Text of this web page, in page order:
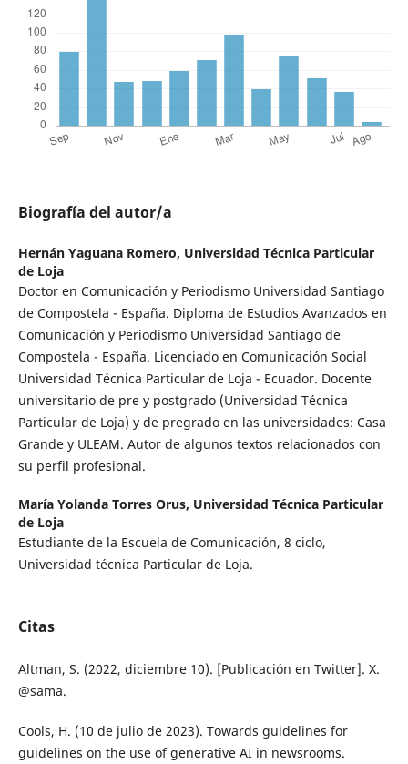
Biografía del autor/a
Hernán Yaguana Romero, Universidad Técnica Particular
de Loja
Doctor en Comunicación y Periodismo Universidad Santiago
de Compostela - España. Diploma de Estudios Avanzados en
Comunicación y Periodismo Universidad Santiago de
Compostela - España. Licenciado en Comunicación Social
Universidad Técnica Particular de Loja - Ecuador. Docente
universitario de pre y postgrado (Universidad Técnica
Particular de Loja) y de pregrado en las universidades: Casa
Grande y ULEAM. Autor de algunos textos relacionados con
su perfil profesional.
María Yolanda Torres Orus, Universidad Técnica Particular
de Loja
Estudiante de la Escuela de Comunicación, 8 ciclo,
Universidad técnica Particular de Loja.
Citas
Altman, S. (2022, diciembre 10). [Publicación en Twitter]. X.
@sama.
Cools, H. (10 de julio de 2023). Towards guidelines for
guidelines on the use of generative AI in newsrooms.